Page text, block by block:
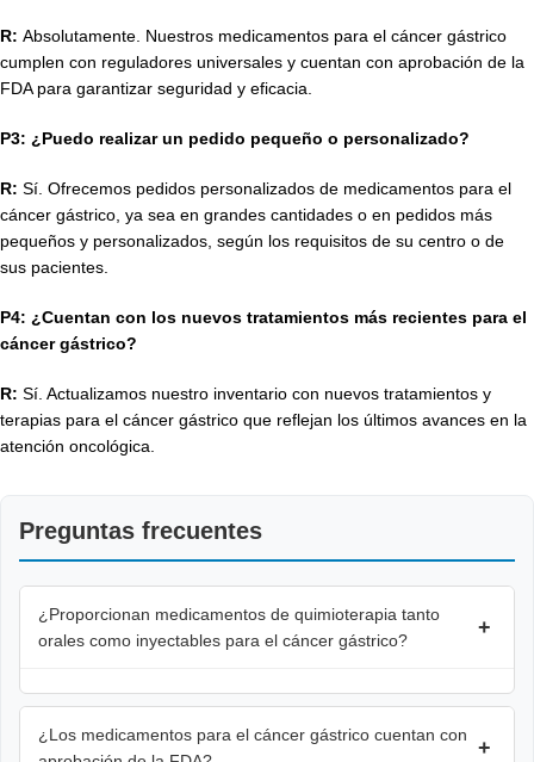
R: Absolutamente. Nuestros medicamentos para el cáncer gástrico
cumplen con reguladores universales y cuentan con aprobación de la
FDA para garantizar seguridad y eficacia.
P3: ¿Puedo realizar un pedido pequeño o personalizado?
R: Sí. Ofrecemos pedidos personalizados de medicamentos para el
cáncer gástrico, ya sea en grandes cantidades o en pedidos más
pequeños y personalizados, según los requisitos de su centro o de
sus pacientes.
P4: ¿Cuentan con los nuevos tratamientos más recientes para el
cáncer gástrico?
R: Sí. Actualizamos nuestro inventario con nuevos tratamientos y
terapias para el cáncer gástrico que reflejan los últimos avances en la
atención oncológica.
Preguntas frecuentes
¿Proporcionan medicamentos de quimioterapia tanto
orales como inyectables para el cáncer gástrico?
+
¿Los medicamentos para el cáncer gástrico cuentan con
+